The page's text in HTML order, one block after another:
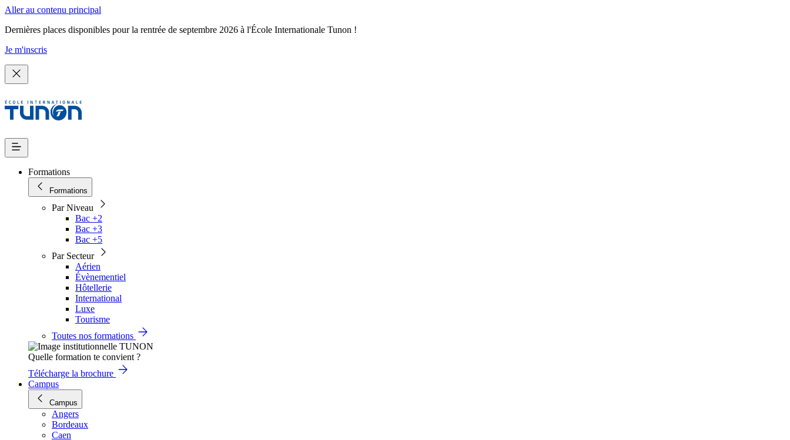
Aller au contenu principal
Dernières places disponibles pour la rentrée de septembre 2026 à l'École Internationale Tunon !
Je m'inscris
Formations
Formations
Par Niveau
Bac +2
Bac +3
Bac +5
Par Secteur
Aérien
Évènementiel
Hôtellerie
International
Luxe
Tourisme
Toutes nos formations
Quelle formation te convient ?
Télécharge la brochure
Campus
Campus
Angers
Bordeaux
Caen